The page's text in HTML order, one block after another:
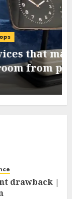
your
raised
drawback |